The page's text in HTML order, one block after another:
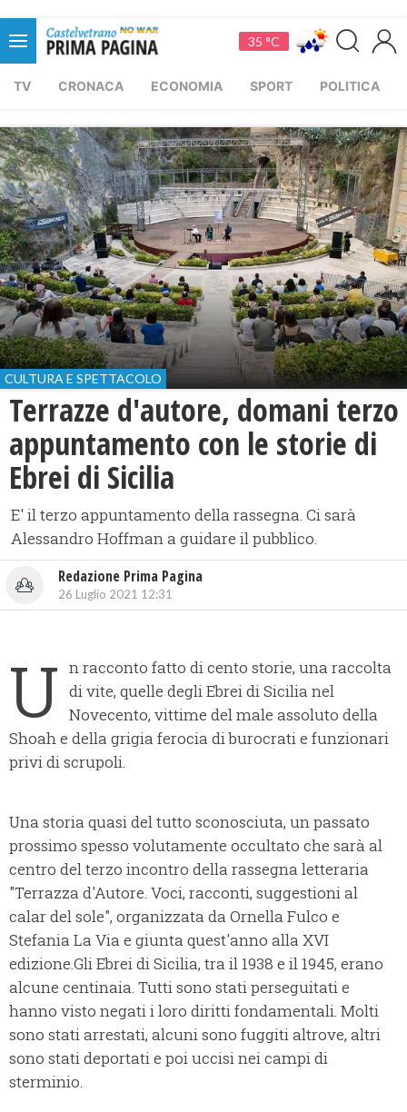
35 °C
TV CRONACA ECONOMIA SPORT POLITICA
CULTURA E SPETTACOLO
Terrazze d'autore, domani terzo
appuntamento con le storie di
Ebrei di Sicilia
E' il terzo appuntamento della rassegna. Ci sarà
Alessandro Hoffman a guidare il pubblico.
Redazione Prima Pagina
26 Luglio 2021 12:31
U n racconto fatto di cento storie, una raccolta
di vite, quelle degli Ebrei di Sicilia nel
Novecento, vittime del male assoluto della
Shoah e della grigia ferocia di burocrati e funzionari
privi di scrupoli.
Una storia quasi del tutto sconosciuta, un passato
prossimo spesso volutamente occultato che sarà al
centro del terzo incontro della rassegna letteraria
"Terrazza d'Autore. Voci, racconti, suggestioni al
calar del sole", organizzata da Ornella Fulco e
Stefania La Via e giunta quest'anno alla XVI
edizione.Gli Ebrei di Sicilia, tra il 1938 e il 1945, erano
alcune centinaia. Tutti sono stati perseguitati e
hanno visto negati i loro diritti fondamentali. Molti
sono stati arrestati, alcuni sono fuggiti altrove, altri
sono stati deportati e poi uccisi nei campi di
sterminio.